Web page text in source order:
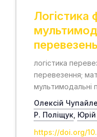
Логістика
перевезень
логістика
перевезення;
мультимодальні
Олексій
Р. Поліщук
https://doi.org/